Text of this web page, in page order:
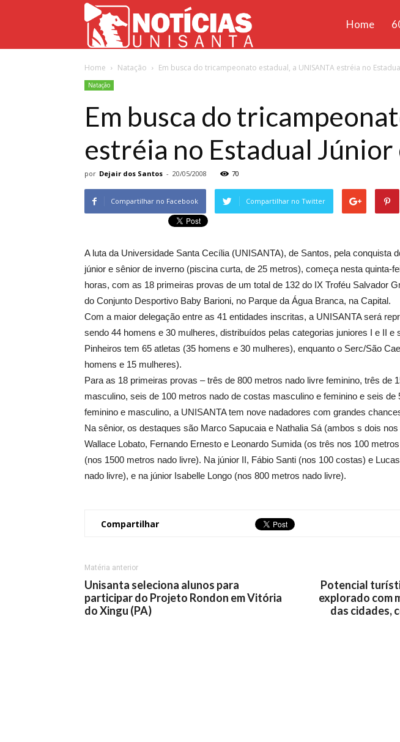
Unisanta
Home
Home Natação Em busca do tricampeonato estadual, a UNISANTA estréia no
Natação
Em busca do
estréia no Estadual
por Dejair dos Santos - 20/05/2008 70
Compartilhar no Facebook Compartilhar no Twitter
A luta da Universidade Santa Cecília (UNISANTA), de Santos, pela conquista
júnior e sênior de inverno (piscina curta, de 25 metros), começa nesta quinta-
horas, com as 18 primeiras provas de um total de 132 do IX Troféu Salvador
do Conjunto Desportivo Baby Barioni, no Parque da Água Branca, na Capital.
Com a maior delegação entre as 41 entidades inscritas, a UNISANTA será
sendo 44 homens e 30 mulheres, distribuídos pelas categorias juniores I e II e
Pinheiros tem 65 atletas (35 homens e 30 mulheres), enquanto o Serc/São
homens e 15 mulheres).
Para as 18 primeiras provas – três de 800 metros nado livre feminino, três de
masculino, seis de 100 metros nado de costas masculino e feminino e seis de
feminino e masculino, a UNISANTA tem nove nadadores com grandes
Na sênior, os destaques são Marco Sapucaia e Nathalia Sá (ambos s dois
Wallace Lobato, Fernando Ernesto e Leonardo Sumida (os três nos 100
(nos 1500 metros nado livre). Na júnior II, Fábio Santi (nos 100 costas) e
nado livre), e na júnior Isabelle Longo (nos 800 metros nado livre).
Compartilhar
Matéria anterior
Unisanta seleciona alunos para
participar do Projeto Rondon em Vitória
do Xingu (PA)
Potencial
explorado com
das cidades,